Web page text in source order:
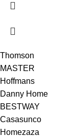
Thomson
MASTER
Hoffmans
Danny Home
BESTWAY
Casasunco
Homezaza